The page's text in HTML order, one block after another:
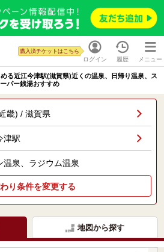
ログイン
購入済チケットはこちら
履歴 メニュー
る近江今津駅(滋賀県)近くの温泉、日帰り温泉、ス
ーパー銭湯おすすめ
畿) / 滋賀県
津駅
温泉、ラジウム温泉
り条件を変更する
地図から探す